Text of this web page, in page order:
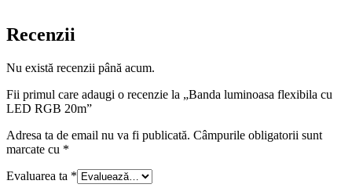
Recenzii
Nu există recenzii până acum.
Fii primul care adaugi o recenzie la „Banda luminoasa flexibila cu
LED RGB 20m”
Adresa ta de email nu va fi publicată. Câmpurile obligatorii sunt
marcate cu *
Evaluarea ta *